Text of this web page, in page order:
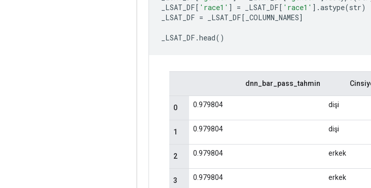
_LSAT_DF[ 'race1' ] = _LSAT_DF[ 'race1' ].astype(str)
_LSAT_DF = _LSAT_DF[ _COLUMN_NAMES]
_LSAT_DF .head()